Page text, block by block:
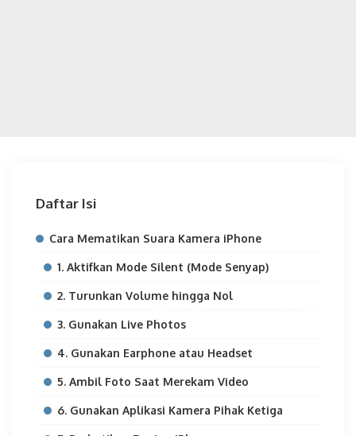
Daftar Isi
Cara Mematikan Suara Kamera iPhone
1. Aktifkan Mode Silent (Mode Senyap)
2. Turunkan Volume hingga Nol
3. Gunakan Live Photos
4. Gunakan Earphone atau Headset
5. Ambil Foto Saat Merekam Video
6. Gunakan Aplikasi Kamera Pihak Ketiga